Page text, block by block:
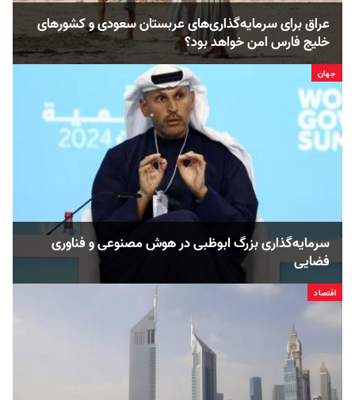
عراق برای سرمایه‌‌گذاری‌های عربستان سعودی و کشورهای
خلیج فارس امن خواهد بود؟
جهان
سرمایه‌گذاری بزرگ ابوظبی در هوش مصنوعی و فناوری
فضایی
اقتصاد